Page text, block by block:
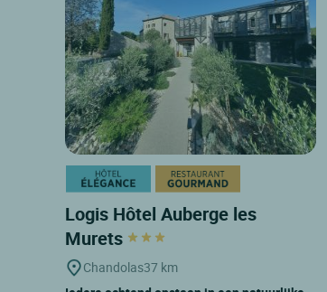
Logis Hôtel Auberge les
Murets
Chandolas37 km